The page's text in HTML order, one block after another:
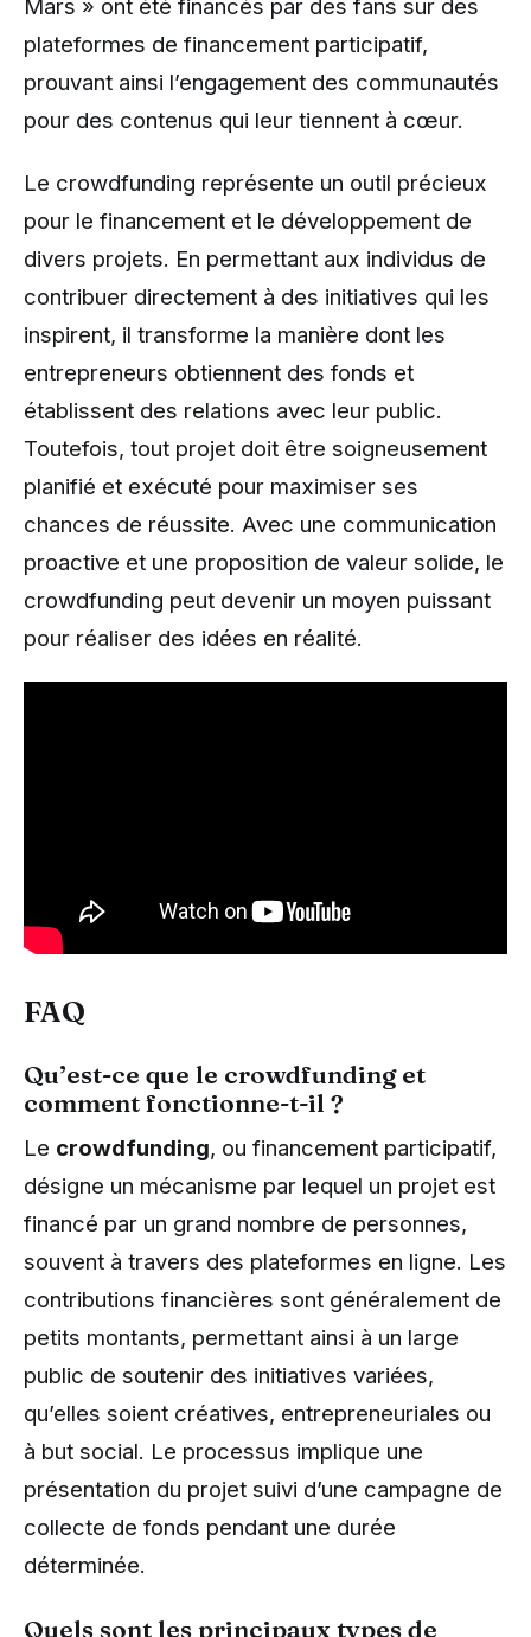
Mars » ont été financés par des fans sur des
plateformes de financement participatif,
prouvant ainsi l’engagement des communautés
pour des contenus qui leur tiennent à cœur.
Le crowdfunding représente un outil précieux
pour le financement et le développement de
divers projets. En permettant aux individus de
contribuer directement à des initiatives qui les
inspirent, il transforme la manière dont les
entrepreneurs obtiennent des fonds et
établissent des relations avec leur public.
Toutefois, tout projet doit être soigneusement
planifié et exécuté pour maximiser ses
chances de réussite. Avec une communication
proactive et une proposition de valeur solide, le
crowdfunding peut devenir un moyen puissant
pour réaliser des idées en réalité.
FAQ
Qu’est-ce que le crowdfunding et
comment fonctionne-t-il ?
Le crowdfunding, ou financement participatif,
désigne un mécanisme par lequel un projet est
financé par un grand nombre de personnes,
souvent à travers des plateformes en ligne. Les
contributions financières sont généralement de
petits montants, permettant ainsi à un large
public de soutenir des initiatives variées,
qu’elles soient créatives, entrepreneuriales ou
à but social. Le processus implique une
présentation du projet suivi d’une campagne de
collecte de fonds pendant une durée
déterminée.
Quels sont les principaux types de